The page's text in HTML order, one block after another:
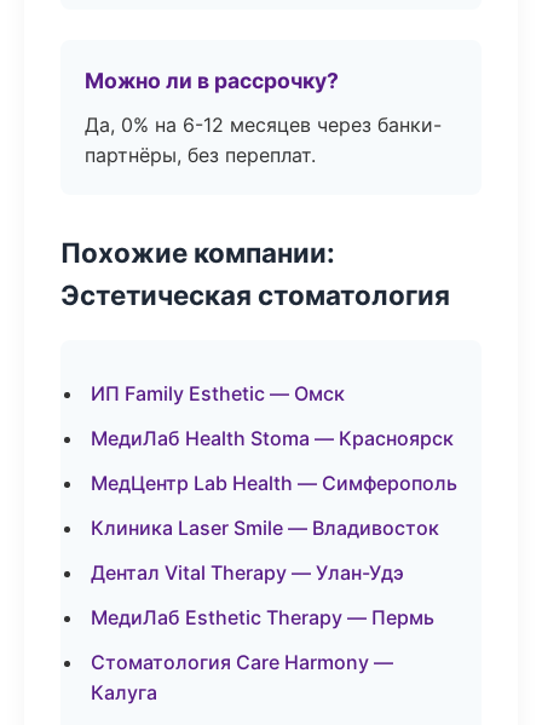
Можно ли в рассрочку?
Да, 0% на 6-12 месяцев через банки-
партнёры, без переплат.
Похожие компании:
Эстетическая стоматология
ИП Family Esthetic — Омск
МедиЛаб Health Stoma — Красноярск
МедЦентр Lab Health — Симферополь
Клиника Laser Smile — Владивосток
Дентал Vital Therapy — Улан-Удэ
МедиЛаб Esthetic Therapy — Пермь
Стоматология Care Harmony —
Калуга